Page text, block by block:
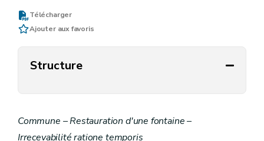
Télécharger
Ajouter aux favoris
Structure
Commune – Restauration d'une fontaine –
Irrecevabilité ratione temporis